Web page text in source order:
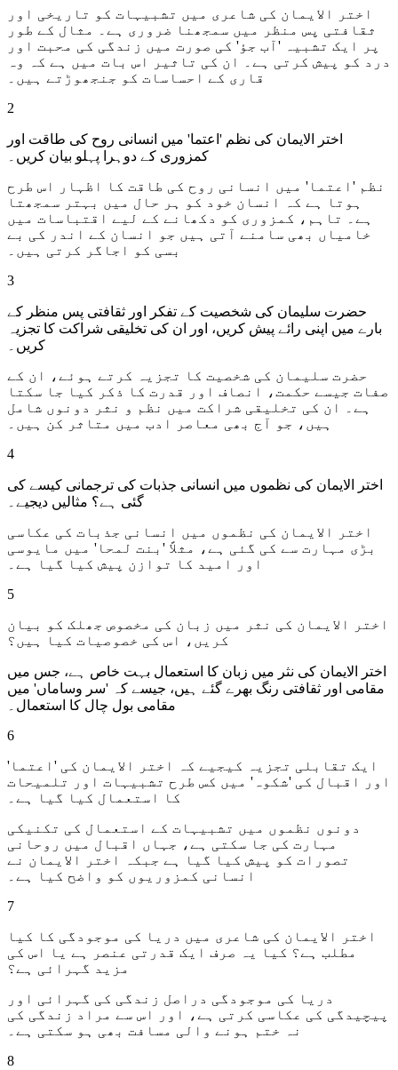
اختر الایمان کی شاعری میں تشبیہات کو تاریخی اور
ثقافتی پس منظر میں سمجھنا ضروری ہے۔ مثال کے طور
پر ایک تشبیہ 'آب جؤ' کی صورت میں زندگی کی محبت اور
درد کو پیش کرتی ہے۔ ان کی تاثیر اس بات میں ہے کہ وہ
قاری کے احساسات کو جنجھوڑتے ہیں۔
2
اختر الایمان کی نظم 'اعتما' میں انسانی روح کی طاقت اور
کمزوری کے دوہرا پہلو بیان کریں۔
نظم 'اعتما' میں انسانی روح کی طاقت کا اظہار اس طرح
ہوتا ہے کہ انسان خود کو ہر حال میں بہتر سمجھتا
ہے۔ تاہم، کمزوری کو دکھانے کے لیے اقتباسات میں
خامیاں بھی سامنے آتی ہیں جو انسان کے اندر کی بے
بسی کو اجاگر کرتی ہیں۔
3
حضرت سلیمان کی شخصیت کے تفکر اور ثقافتی پس منظر کے
بارے میں اپنی رائے پیش کریں، اور ان کی تخلیقی شراکت کا تجزیہ
کریں۔
حضرت سلیمان کی شخصیت کا تجزیہ کرتے ہوئے، ان کے
صفات جیسے حکمت، انصاف اور قدرت کا ذکر کیا جا سکتا
ہے۔ ان کی تخلیقی شراکت میں نظم و نثر دونوں شامل
ہیں، جو آج بھی معاصر ادب میں متاثر کن ہیں۔
4
اختر الایمان کی نظموں میں انسانی جذبات کی ترجمانی کیسے کی
گئی ہے؟ مثالیں دیجیے۔
اختر الایمان کی نظموں میں انسانی جذبات کی عکاسی
بڑی مہارت سے کی گئی ہے، مثلاً 'بنت لمحا' میں مایوسی
اور امید کا توازن پیش کیا گیا ہے۔
5
اختر الایمان کی نثر میں زبان کی مخصوص جھلک کو بیان
کریں، اس کی خصوصیات کیا ہیں؟
اختر الایمان کی نثر میں زبان کا استعمال بہت خاص ہے، جس میں
مقامی اور ثقافتی رنگ بھرے گئے ہیں، جیسے کہ 'سر وساماں' میں
مقامی بول چال کا استعمال۔
6
ایک تقابلی تجزیہ کیجیے کہ اختر الایمان کی 'اعتما'
اور اقبال کی 'شکوہ' میں کس طرح تشبیہات اور تلمیحات
کا استعمال کیا گیا ہے۔
دونوں نظموں میں تشبیہات کے استعمال کی تکنیکی
مہارت کی جا سکتی ہے، جہاں اقبال میں روحانی
تصورات کو پیش کیا گیا ہے جبکہ اختر الایمان نے
انسانی کمزوریوں کو واضح کیا ہے۔
7
اختر الایمان کی شاعری میں دریا کی موجودگی کا کیا
مطلب ہے؟ کیا یہ صرف ایک قدرتی عنصر ہے یا اس کی
مزید گہرائی ہے؟
دریا کی موجودگی دراصل زندگی کی گہرائی اور
پیچیدگی کی عکاسی کرتی ہے، اور اس سے مراد زندگی کی
نہ ختم ہونے والی مسافت بھی ہو سکتی ہے۔
8